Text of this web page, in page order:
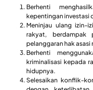
Berhenti
kepentingan investasi
Meninjau ulang izin-
rakyat, berdampak
pelanggaran hak asasi
Berhenti
kriminalisasi kepada
hidupnya.
Selesaikan konflik-